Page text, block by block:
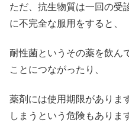
ただ、抗生物質は一回の受
に不完全な服用をすると、
耐性菌というその薬を飲ん
ことにつながったり、
薬剤には使用期限がありま
しまうという危険もありま